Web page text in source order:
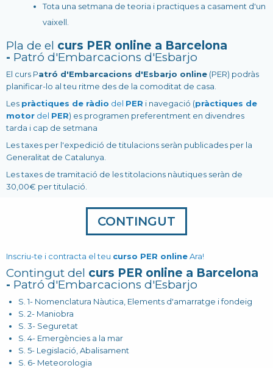
Tota una setmana de teoria i practiques a casament d'un
vaixell.
Pla de el curs PER online a Barcelona
- Patró d'Embarcacions d'Esbarjo
El curs Patró d'Embarcacions d'Esbarjo online (PER) podràs
planificar-lo al teu ritme des de la comoditat de casa.
Les pràctiques de ràdio del PER i navegació (pràctiques de
motor del PER) es programen preferentment en divendres
tarda i cap de setmana
Les taxes per l'expedició de titulacions seràn publicades per la
Generalitat de Catalunya.
Les taxes de tramitació de les titolacions nàutiques seràn de
30,00€ per titulació.
CONTINGUT
Inscriu-te i contracta el teu curso PER onlineAra!
Contingut del curs PER online a Barcelona
- Patró d'Embarcacions d'Esbarjo
S. 1- Nomenclatura Nàutica, Elements d'amarratge i fondeig
S. 2- Maniobra
S. 3- Seguretat
S. 4- Emergències a la mar
S. 5- Legislació, Abalisament
S. 6- Meteorologia